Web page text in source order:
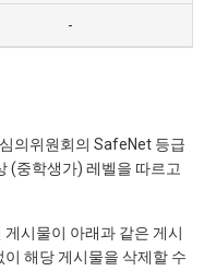
-
의위원회의 SafeNet 등급
(중학생가) 레벨을 따르고
시물이 아래과 같은 게시
해당 게시물을 삭제할 수